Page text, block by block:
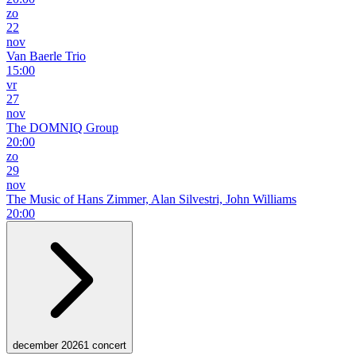
zo
22
nov
Van Baerle Trio
15:00
vr
27
nov
The DOMNIQ Group
20:00
zo
29
nov
The Music of Hans Zimmer, Alan Silvestri, John Williams
20:00
december 20261 concert